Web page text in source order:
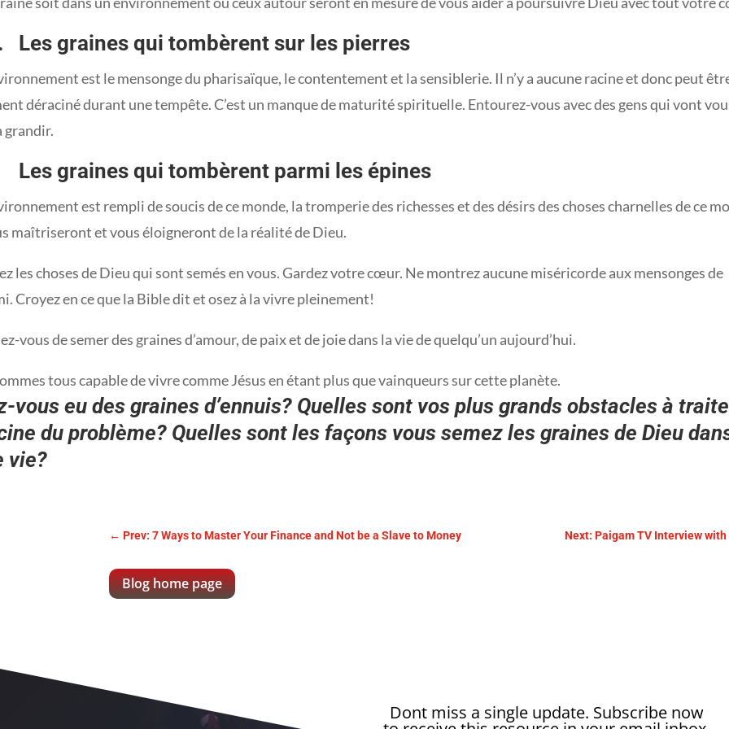
graines qui tombèrent sur les pierres
est le mensonge du pharisaïque, le contentement et la sensiblerie. Il n’y a aucune racine et donc peut
déraciné durant une tempête. C’est un manque de maturité spirituelle. Entourez-vous avec des gens qui vont
grandir.
graines qui tombèrent parmi les épines
est rempli de soucis de ce monde, la tromperie des richesses et des désirs des choses charnelles de ce
maîtriseront et vous éloigneront de la réalité de Dieu.
les choses de Dieu qui sont semés en vous. Gardez votre cœur. Ne montrez aucune miséricorde aux mensonges de
Croyez en ce que la Bible dit et osez à la vivre pleinement!
vous de semer des graines d’amour, de paix et de joie dans la vie de quelqu’un aujourd’hui.
tous capable de vivre comme Jésus en étant plus que vainqueurs sur cette planète.
vous eu des graines d’ennuis? Quelles sont vos plus grands obstacles à
du problème? Quelles sont les façons vous semez les graines de Dieu
vie?
←Prev: 7 Ways to Master Your Finance and Not be a Slave to Money Next: Paigam TV Interview
Blog home page
Dont miss a single update. Subscribe now